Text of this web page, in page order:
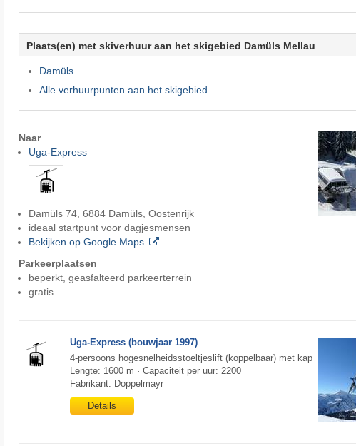
Plaats(en) met skiverhuur aan het skigebied Damüls Mellau
Damüls
Alle verhuurpunten aan het skigebied
Naar
Uga-Express
Damüls 74, 6884 Damüls, Oostenrijk
ideaal startpunt voor dagjesmensen
Bekijken op Google Maps
Parkeerplaatsen
beperkt, geasfalteerd parkeerterrein
gratis
Uga-Express (bouwjaar 1997)
4-persoons hogesnelheidsstoeltjeslift (koppelbaar) met kap
Lengte: 1600 m · Capaciteit per uur: 2200
Fabrikant: Doppelmayr
Details